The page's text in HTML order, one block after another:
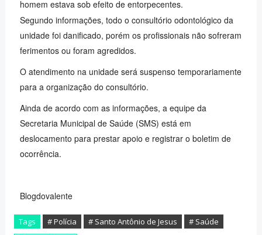
homem estava sob efeito de entorpecentes.
Segundo informações, todo o consultório odontológico da
unidade foi danificado, porém os profissionais não sofreram
ferimentos ou foram agredidos.
O atendimento na unidade será suspenso temporariamente
para a organização do consultório.
Ainda de acordo com as informações, a equipe da
Secretaria Municipal de Saúde (SMS) está em
deslocamento para prestar apoio e registrar o boletim de
ocorrência.
Blogdovalente
Tags # Polícia # Santo Antônio de Jesus
# Saúde